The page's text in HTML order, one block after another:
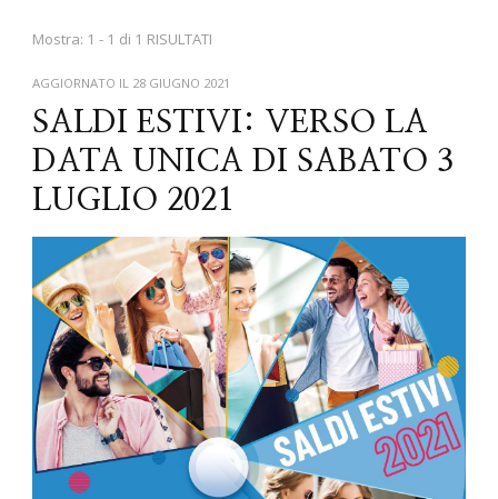
Mostra: 1 - 1 di 1 RISULTATI
AGGIORNATO IL 28 GIUGNO 2021
SALDI ESTIVI: VERSO LA
DATA UNICA DI SABATO 3
LUGLIO 2021